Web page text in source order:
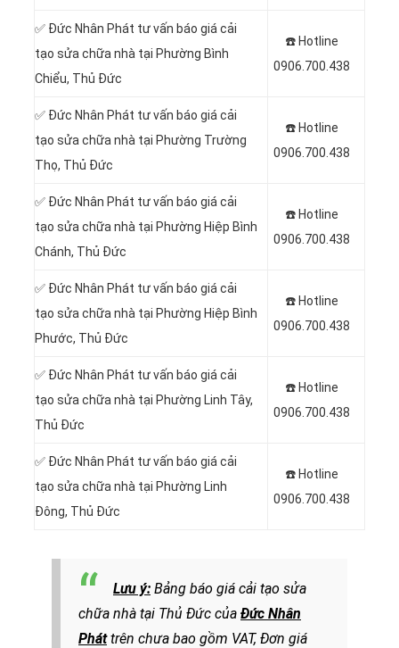
✅ Đức Nhân Phát tư vấn báo giá cải
tạo sửa chữa nhà tại Phường Bình
Chiểu, Thủ Đức
☎️ Hotline
0906.700.438
✅ Đức Nhân Phát tư vấn báo giá cải
tạo sửa chữa nhà tại Phường Trường
Thọ, Thủ Đức
☎️ Hotline
0906.700.438
✅ Đức Nhân Phát tư vấn báo giá cải
tạo sửa chữa nhà tại Phường Hiệp Bình
Chánh, Thủ Đức
☎️ Hotline
0906.700.438
✅ Đức Nhân Phát tư vấn báo giá cải
tạo sửa chữa nhà tại Phường Hiệp Bình
Phước, Thủ Đức
☎️ Hotline
0906.700.438
✅ Đức Nhân Phát tư vấn báo giá cải
tạo sửa chữa nhà tại Phường Linh Tây,
Thủ Đức
☎️ Hotline
0906.700.438
✅ Đức Nhân Phát tư vấn báo giá cải
tạo sửa chữa nhà tại Phường Linh
Đông, Thủ Đức
☎️ Hotline
0906.700.438
Lưu ý: Bảng báo giá cải tạo sửa
chữa nhà tại Thủ Đức của Đức Nhân
Pháttrên chưa bao gồm VAT, Đơn giá